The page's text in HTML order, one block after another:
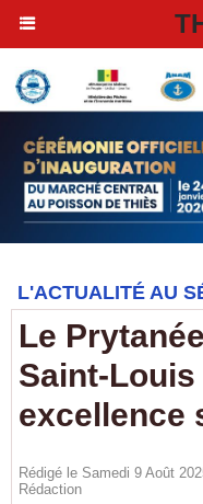
L'ACTUALITÉ AU
Le
Saint-
excellence
Rédigé le Samedi 9 Août
Rédaction